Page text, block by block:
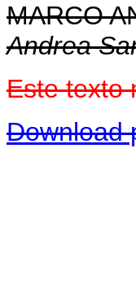
MARCO
Andrea
Este texto
Download